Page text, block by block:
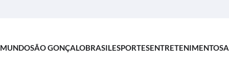
MUNDOSÃO GONÇALOBRASILESPORTESENTRETENIMENTO